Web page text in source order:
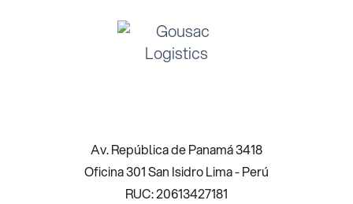
Av. República de Panamá 3418
Oficina 301 San Isidro Lima - Perú
RUC: 20613427181 ​ ​